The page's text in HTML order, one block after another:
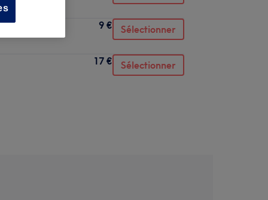
9 € Sélectionner
17 € Sélectionner